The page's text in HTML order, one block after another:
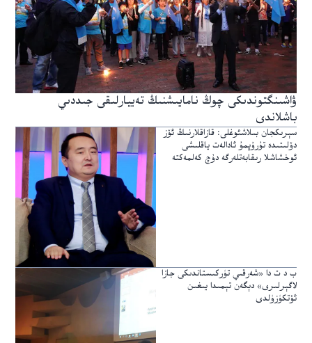
ۋاشىنگتوندىكى چوڭ نامايىشنىڭ تەييارلىقى جىددىي
باشلاندى
سېرىكجان بىلاشئوغلى: قازاقلارنىڭ ئۆز
دۆلىتىدە تۇرۇپمۇ ئادالەت ياقلىشى
ئوخشاشلا رىقابەتلەرگە دۇچ كەلمەكتە
ب د ت دا «شەرقىي تۈركىستاندىكى جازا
لاگېرلىرى» دېگەن تېمىدا يىغىن
ئۆتكۈزۈلدى